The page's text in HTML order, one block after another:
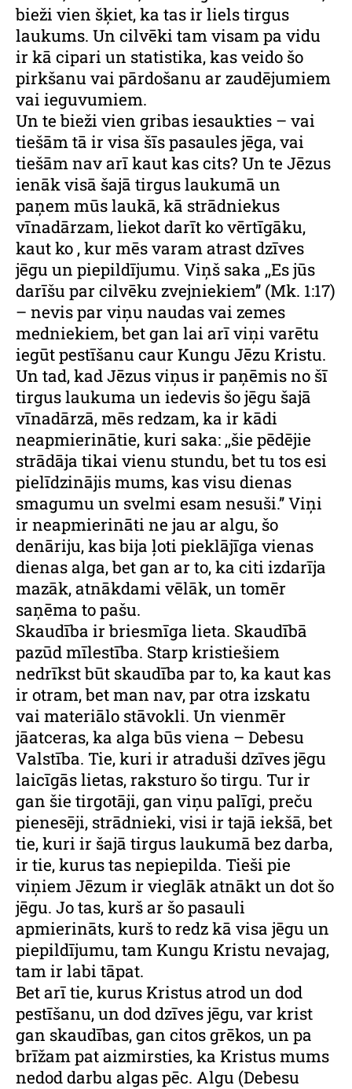
bieži vien šķiet, ka tas ir liels tirgus
laukums. Un cilvēki tam visam pa vidu
ir kā cipari un statistika, kas veido šo
pirkšanu vai pārdošanu ar zaudējumiem
vai ieguvumiem.
Un te bieži vien gribas iesaukties – vai
tiešām tā ir visa šīs pasaules jēga, vai
tiešām nav arī kaut kas cits? Un te Jēzus
ienāk visā šajā tirgus laukumā un
paņem mūs laukā, kā strādniekus
vīnadārzam, liekot darīt ko vērtīgāku,
kaut ko , kur mēs varam atrast dzīves
jēgu un piepildījumu. Viņš saka ,,Es jūs
darīšu par cilvēku zvejniekiem’’ (Mk. 1:17)
– nevis par viņu naudas vai zemes
medniekiem, bet gan lai arī viņi varētu
iegūt pestīšanu caur Kungu Jēzu Kristu.
Un tad, kad Jēzus viņus ir paņēmis no šī
tirgus laukuma un iedevis šo jēgu šajā
vīnadārzā, mēs redzam, ka ir kādi
neapmierinātie, kuri saka: ,,šie pēdējie
strādāja tikai vienu stundu, bet tu tos esi
pielīdzinājis mums, kas visu dienas
smagumu un svelmi esam nesuši.’’ Viņi
ir neapmierināti ne jau ar algu, šo
denāriju, kas bija ļoti pieklājīga vienas
dienas alga, bet gan ar to, ka citi izdarīja
mazāk, atnākdami vēlāk, un tomēr
saņēma to pašu.
Skaudība ir briesmīga lieta. Skaudībā
pazūd mīlestība. Starp kristiešiem
nedrīkst būt skaudība par to, ka kaut kas
ir otram, bet man nav, par otra izskatu
vai materiālo stāvokli. Un vienmēr
jāatceras, ka alga būs viena – Debesu
Valstība. Tie, kuri ir atraduši dzīves jēgu
laicīgās lietas, raksturo šo tirgu. Tur ir
gan šie tirgotāji, gan viņu palīgi, preču
pienesēji, strādnieki, visi ir tajā iekšā, bet
tie, kuri ir šajā tirgus laukumā bez darba,
ir tie, kurus tas nepiepilda. Tieši pie
viņiem Jēzum ir vieglāk atnākt un dot šo
jēgu. Jo tas, kurš ar šo pasauli
apmierināts, kurš to redz kā visa jēgu un
piepildījumu, tam Kungu Kristu nevajag,
tam ir labi tāpat.
Bet arī tie, kurus Kristus atrod un dod
pestīšanu, un dod dzīves jēgu, var krist
gan skaudības, gan citos grēkos, un pa
brīžam pat aizmirsties, ka Kristus mums
nedod darbu algas pēc. Algu (Debesu